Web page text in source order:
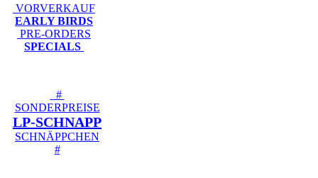
VORVERKAUF
EARLY BIRDS
PRE-ORDERS
SPECIALS
#
SONDERPREISE
LP-SCHNAPP
SCHNÄPPCHEN
#